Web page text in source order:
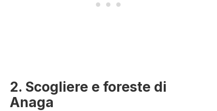
2. Scogliere e foreste di
Anaga